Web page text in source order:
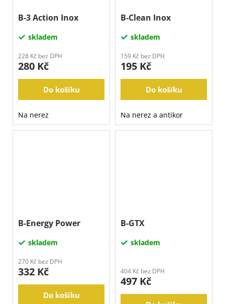
B-3 Action Inox
skladem
228 Kč bez DPH
280 Kč
Do košíku
Na nerez
B-Clean Inox
skladem
159 Kč bez DPH
195 Kč
Do košíku
Na nerez a antikor
B-Energy Power
skladem
270 Kč bez DPH
332 Kč
Do košíku
B-GTX
skladem
404 Kč bez DPH
497 Kč